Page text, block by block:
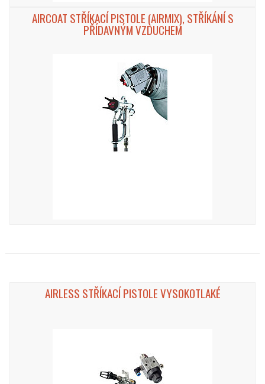
AIRCOAT STŘÍKACÍ PISTOLE (AIRMIX), STŘÍKÁNÍ S
PŘÍDAVNÝM VZDUCHEM
AIRLESS STŘÍKACÍ PISTOLE VYSOKOTLAKÉ